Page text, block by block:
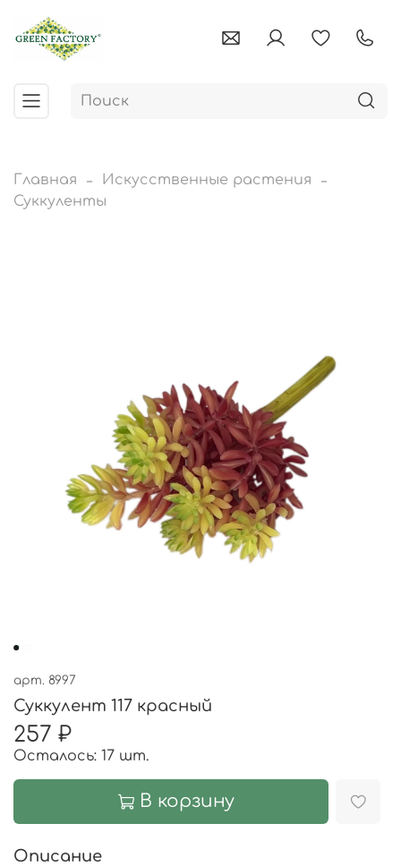
Главная
Искусственные растения
Суккуленты
арт. 8997
Суккулент 117 красный
257 ₽
Осталось: 17 шт.
В корзину
Описание